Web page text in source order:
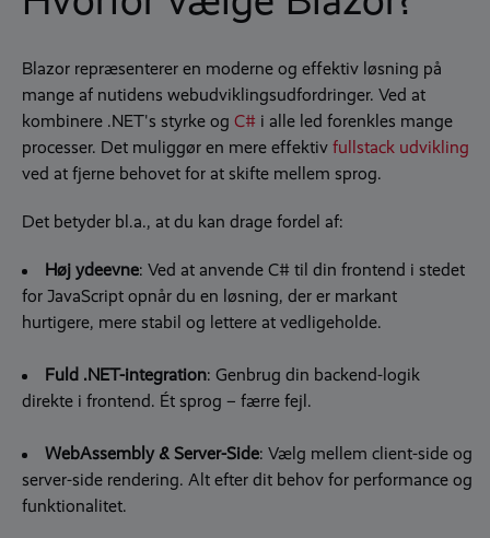
Blazor repræsenterer en moderne og effektiv løsning på
mange af nutidens webudviklingsudfordringer. Ved at
kombinere .NET's styrke og C# i alle led forenkles mange
processer. Det muliggør en mere effektiv fullstack udvikling
ved at fjerne behovet for at skifte mellem sprog.
Det betyder bl.a., at du kan drage fordel af:
Høj ydeevne: Ved at anvende C# til din frontend i stedet
for JavaScript opnår du en løsning, der er markant
hurtigere, mere stabil og lettere at vedligeholde.
Fuld .NET-integration: Genbrug din backend-logik
direkte i frontend. Ét sprog – færre fejl.
WebAssembly & Server-Side: Vælg mellem client-side og
server-side rendering. Alt efter dit behov for performance og
funktionalitet.